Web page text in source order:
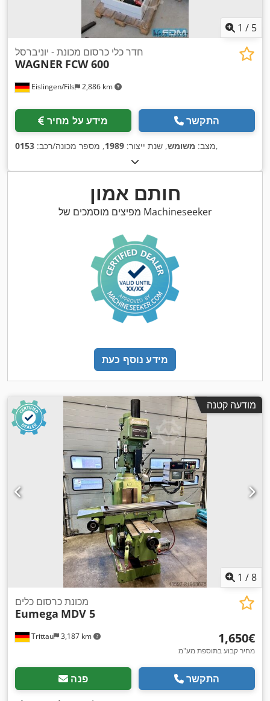
1 / 5
Eislingen/Fils 2,886 km
חדר כלי כרסום מכונת - יוניברסל
WAGNER FCW 600
מידע על מחיר התקשר
מצב: משומש, שנת ייצור: 1989, מספר מכונה/רכב: 0153 ,
חותם אמון
מפיצים מוסמכים של Machineseeker
מידע נוסף כעת
מודעה קטנה
1 /8
Trittau 3,187 km
מכונת כרסום כלים
Eumega MDV 5
‏1,650 ‏€
מחיר קבוע בתוספת מע"מ
פנה התקשר